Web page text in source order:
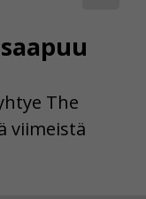
The
viimeistä